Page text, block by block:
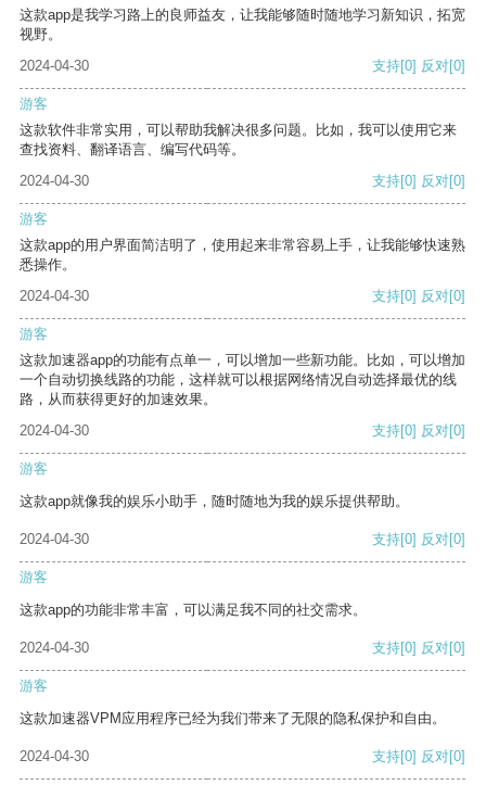
这款app是我学习路上的良师益友，让我能够随时随地学习新知识，拓宽
视野。
2024-04-30
支持[0] 反对[0]
游客
这款软件非常实用，可以帮助我解决很多问题。比如，我可以使用它来
查找资料、翻译语言、编写代码等。
2024-04-30
支持[0] 反对[0]
游客
这款app的用户界面简洁明了，使用起来非常容易上手，让我能够快速熟
悉操作。
2024-04-30
支持[0] 反对[0]
游客
这款加速器app的功能有点单一，可以增加一些新功能。比如，可以增加
一个自动切换线路的功能，这样就可以根据网络情况自动选择最优的线
路，从而获得更好的加速效果。
2024-04-30
支持[0] 反对[0]
游客
这款app就像我的娱乐小助手，随时随地为我的娱乐提供帮助。
2024-04-30 支持[0] 反对[0]
游客
这款app的功能非常丰富，可以满足我不同的社交需求。
2024-04-30 支持[0] 反对[0]
游客
这款加速器VPM应用程序已经为我们带来了无限的隐私保护和自由。
2024-04-30 支持[0] 反对[0]